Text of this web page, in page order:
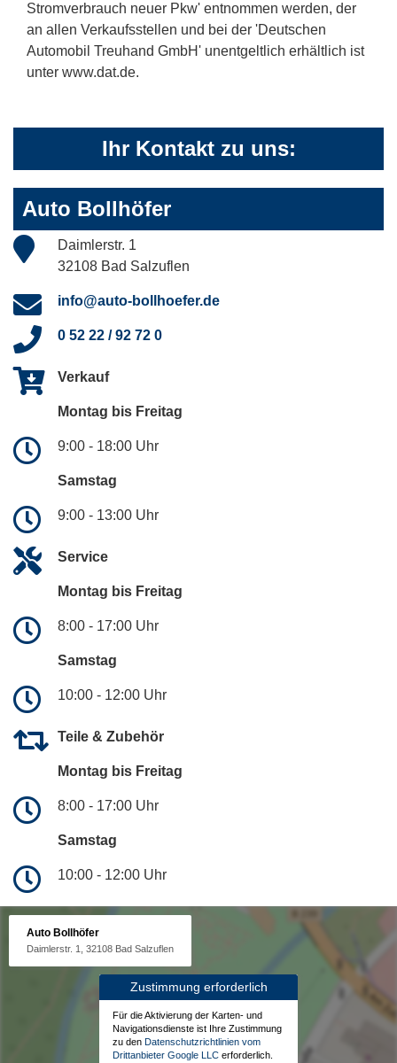
Stromverbrauch neuer Pkw' entnommen werden, der
an allen Verkaufsstellen und bei der 'Deutschen
Automobil Treuhand GmbH' unentgeltlich erhältlich ist
unter www.dat.de.
Ihr Kontakt zu uns:
Auto Bollhöfer
Daimlerstr. 1
32108 Bad Salzuflen
info@auto-bollhoefer.de
0 52 22 / 92 72 0
Verkauf
Montag bis Freitag
9:00 - 18:00 Uhr
Samstag
9:00 - 13:00 Uhr
Service
Montag bis Freitag
8:00 - 17:00 Uhr
Samstag
10:00 - 12:00 Uhr
Teile & Zubehör
Montag bis Freitag
8:00 - 17:00 Uhr
Samstag
10:00 - 12:00 Uhr
Auto Bollhöfer
Daimlerstr. 1, 32108 Bad Salzuflen
Zustimmung erforderlich
Für die Aktivierung der Karten- und
Navigationsdienste ist Ihre Zustimmung
zu den Datenschutzrichtlinien vom
Drittanbieter Google LLC erforderlich.